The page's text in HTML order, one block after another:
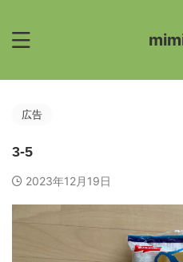
広告
3-5
2023年12月19日